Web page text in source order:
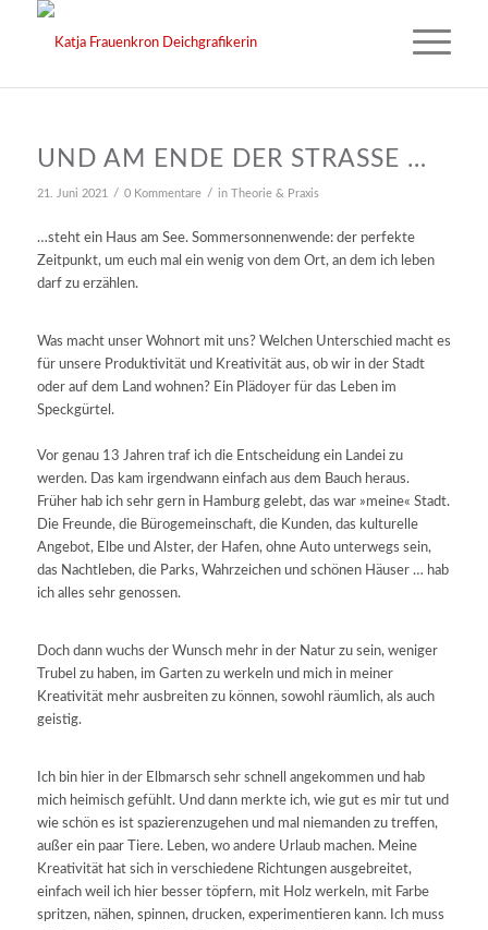
UND AM ENDE DER STRASSE …
21. Juni 2021 / 0 Kommentare / in Theorie & Praxis
…steht ein Haus am See. Sommersonnenwende: der perfekte
Zeitpunkt, um euch mal ein wenig von dem Ort, an dem ich leben
darf zu erzählen.
Was macht unser Wohnort mit uns? Welchen Unterschied macht es
für unsere Produktivität und Kreativität aus, ob wir in der Stadt
oder auf dem Land wohnen? Ein Plädoyer für das Leben im
Speckgürtel.
Vor genau 13 Jahren traf ich die Entscheidung ein Landei zu
werden. Das kam irgendwann einfach aus dem Bauch heraus.
Früher hab ich sehr gern in Hamburg gelebt, das war »meine« Stadt.
Die Freunde, die Bürogemeinschaft, die Kunden, das kulturelle
Angebot, Elbe und Alster, der Hafen, ohne Auto unterwegs sein,
das Nachtleben, die Parks, Wahrzeichen und schönen Häuser … hab
ich alles sehr genossen.
Doch dann wuchs der Wunsch mehr in der Natur zu sein, weniger
Trubel zu haben, im Garten zu werkeln und mich in meiner
Kreativität mehr ausbreiten zu können, sowohl räumlich, als auch
geistig.
Ich bin hier in der Elbmarsch sehr schnell angekommen und hab
mich heimisch gefühlt. Und dann merkte ich, wie gut es mir tut und
wie schön es ist spazierenzugehen und mal niemanden zu treffen,
außer ein paar Tiere. Leben, wo andere Urlaub machen. Meine
Kreativität hat sich in verschiedene Richtungen ausgebreitet,
einfach weil ich hier besser töpfern, mit Holz werkeln, mit Farbe
spritzen, nähen, spinnen, drucken, experimentieren kann. Ich muss